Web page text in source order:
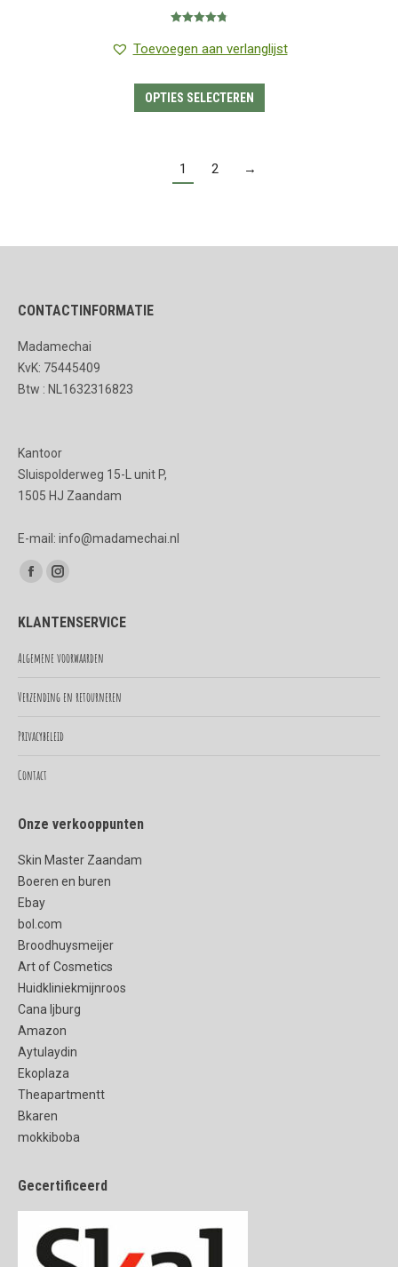
€7.95
4.80uit 5
Toevoegen aan verlanglijst
OPTIES SELECTEREN
1 2 →
CONTACTINFORMATIE
Madamechai
KvK: 75445409
Btw : NL1632316823
Kantoor
Sluispolderweg 15-L unit P,
1505 HJ Zaandam
E-mail: info@madamechai.nl
Vind ons op:
Facebook
opens
in
window
Instagram
opens
in
window
KLANTENSERVICE
Algemene voorwaarden
Verzending en retourneren
Privacybeleid
Contact
Onze verkooppunten
Skin Master Zaandam
Boeren en buren
Ebay
bol.com
Broodhuysmeijer
Art of Cosmetics
Huidkliniekmijnroos
Cana Ijburg
Amazon
Aytulaydin
Ekoplaza
Theapartmentt
Bkaren
mokkiboba
Gecertificeerd